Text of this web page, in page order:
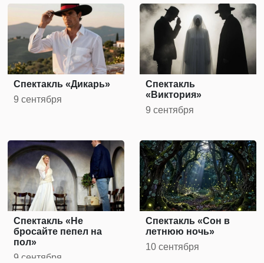
Спектакль «Дикарь»
9 сентября
Спектакль
«Виктория»
9 сентября
Спектакль «Не
бросайте пепел на
пол»
9 сентября
Спектакль «Сон в
летнюю ночь»
10 сентября